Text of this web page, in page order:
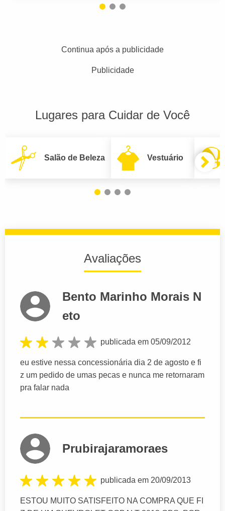
Continua após a publicidade
Publicidade
Lugares para Cuidar de Você
Salão de Beleza Vestuário
Avaliações
Bento Marinho Morais N
eto
publicada em 05/09/2012
eu estive nessa concessionária dia 2 de agosto e fi
z um pedido de umas pecas e nunca me retornaram
pra falar nada
Prubirajaramoraes
publicada em 20/09/2013
ESTOU MUITO SATISFEITO NA COMPRA QUE FI